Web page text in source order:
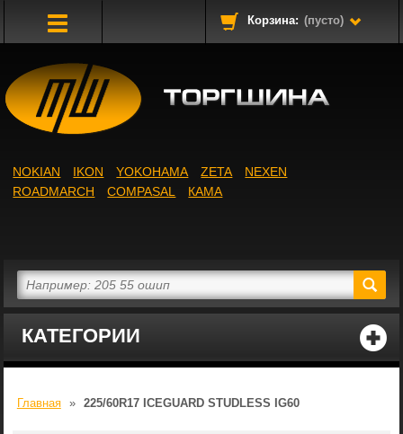
Корзина: (пусто)
КАТЕГОРИИ
NOKIAN IKON YOKOHAMA ZETA
NEXEN
ROADMARCH
COMPASAL КАМА
Главная » 225/60R17 ICEGUARD STUDLESS IG60